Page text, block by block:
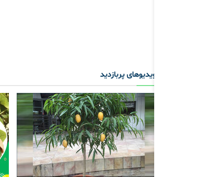
ویدیوهای پربازدید